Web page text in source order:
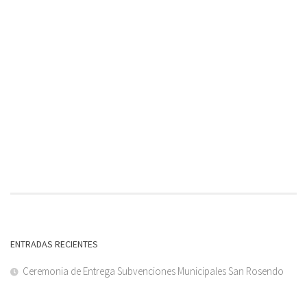
ENTRADAS RECIENTES
Ceremonia de Entrega Subvenciones Municipales San Rosendo